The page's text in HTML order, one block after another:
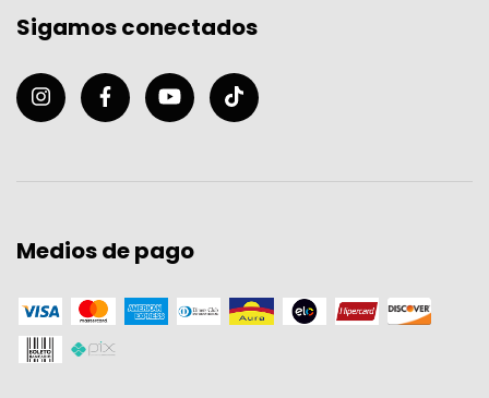
Sigamos conectados
Medios de pago